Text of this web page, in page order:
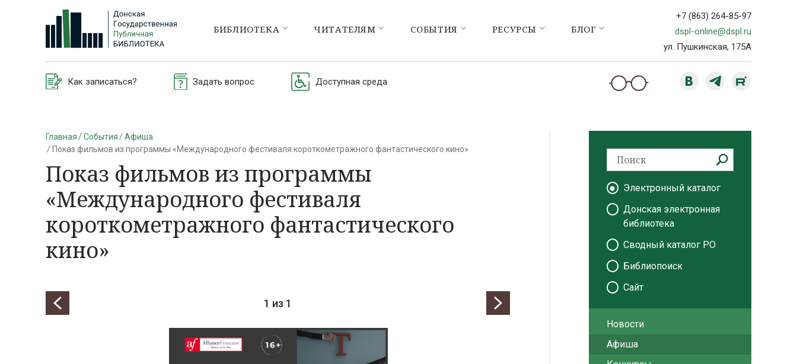
БИБЛИОТЕКА ЧИТАТЕЛЯМ СОБЫТИЯ РЕСУРСЫ БЛОГ
+7 (863) 264-85-97
dspl-online@dspl.ru
ул. Пушкинская, 175А
Как записаться? Задать вопрос Доступная среда
Главная События
Афиша
Показ фильмов из программы «Международного фестиваля короткометражного фантастического кино»
Показ фильмов из программы
«Международного фестиваля
короткометражного фантастического
кино»
1 из 1
Электронный каталог
Донская электронная
библиотека
Сводный каталог РО
Библиопоиск
Сайт
Новости
Афиша